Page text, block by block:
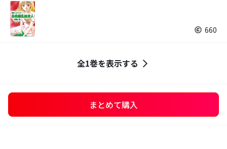
660
全1巻を表示する
まとめて購入